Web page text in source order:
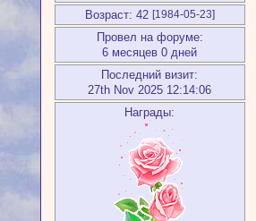
Возраст: 42 [1984-05-23]
Провел на форуме:
6 месяцев 0 дней
Последний визит:
27th Nov 2025 12:14:06
Награды: